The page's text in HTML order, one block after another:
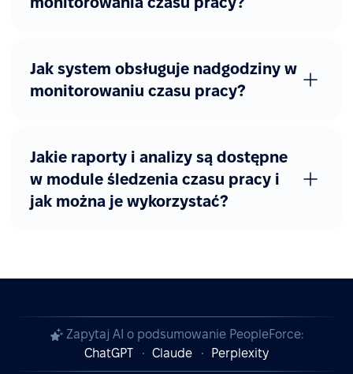
Jak system obsługuje nadgodziny w
monitorowaniu czasu pracy?
Jakie raporty i analizy są dostępne
w module śledzenia czasu pracy i
jak można je wykorzystać?
Zapytaj AI o podsumowanie PeopleForce:
ChatGPT
Claude Perplexity